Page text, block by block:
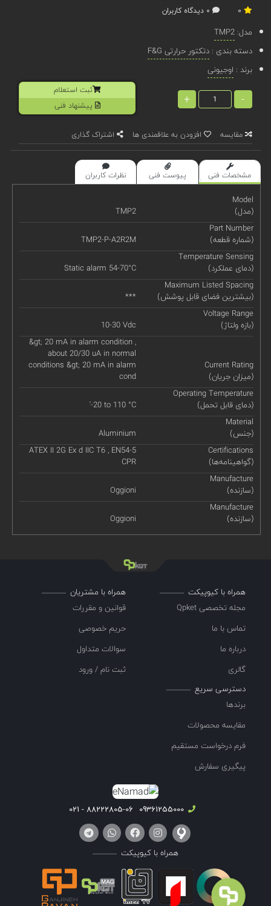
مدل:TMP2
دسته بندی :دتکتور حرارتی F&G
برند : اوجیونی
-
+
ثبت استعلام
پیشنهاد فنی
مقایسه افزودن به علاقمندی ها اشتراک گذاری
مشخصات فنی پیوست فنی نظرات کاربران
Model
(مدل)
TMP2
Part Number
(شماره قطعه)
TMP2-P-A2R2M
Temperature Sensing
(دمای عملکرد)
Static alarm 54-70°C
Maximum Listed Spacing
(بیشترین فضای قابل پوشش)
***
Voltage Range
(بازه ولتاژ)
10-30 Vdc
Current Rating
(میزان جریان)
&gt; 20 mA in alarm condition ,
about 20/30 uA in normal
conditions &gt; 20 mA in alarm
cond
Operating Temperature
(دمای قابل تحمل)
'-20 to 110 °C
Material
(جنس)
Aluminium
Certifications
(گواهینامه‌ها)
ATEX II 2G Ex d IIC T6 , EN54-5
CPR
Manufacture
(سازنده)
Oggioni
Manufacture
(سازنده)
Oggioni
همراه با کیوپیکت
مجله تخصصی Qpket
تماس با ما
درباره ما
گالری
همراه با مشتریان
قوانین و مقررات
حریم خصوصی
سوالات متداول
ثبت نام / ورود
دسترسی سریع
برندها
مقایسه محصولات
فرم درخواست مستقیم
پیگیری سفارش
09361255000
88222805-06 - 021
همراه با کیوپیکت